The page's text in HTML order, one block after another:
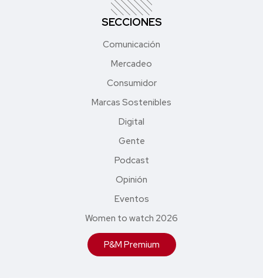
SECCIONES
Comunicación
Mercadeo
Consumidor
Marcas Sostenibles
Digital
Gente
Podcast
Opinión
Eventos
Women to watch 2026
P&M Premium